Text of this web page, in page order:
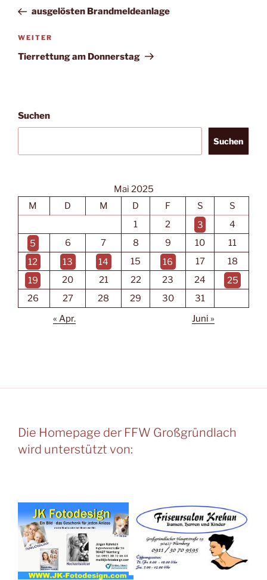
Beitrag
ausgelösten Brandmeldeanlage
Nächster
Beitrag
WEITER
Tierrettung am Donnerstag
Suchen
Suchen
Mai 2025
M
D M D F S
S
1
2 3
4
5
6 7 8 9 10
11
12
13 14 15 16 17
18
19
20 21 22 23 24
25
26
27 28 29 30
31
« Apr.
Juni »
Die Homepage der FFW Großgründlach
wird unterstützt von: